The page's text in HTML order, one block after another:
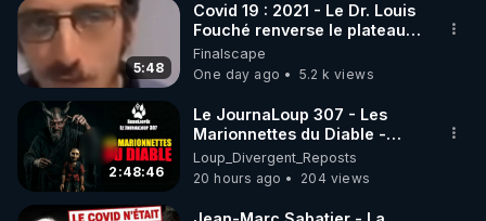
5:48
Covid 19 : 2021 - Le Dr. Louis
Fouché renverse le plateau
de CNews !
Finalscape
One day ago
5.2 k views
2:48:46
Le JournaLoup 307 - Les
Marionnettes du Diable -
Loup Divergent 2026.08.07
Loup_Divergent_Reposts
20 hours ago
204 views